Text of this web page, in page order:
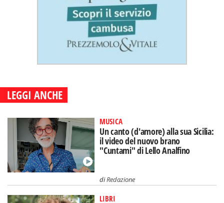
LEGGI ANCHE
MUSICA
Un canto (d'amore) alla sua Sicilia:
il video del nuovo brano
"Cuntami" di Lello Analfino
diRedazione
LIBRI